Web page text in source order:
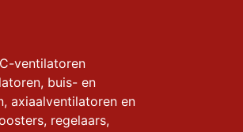
ventilatoren
buis- en
axiaalventilatoren en
regelaars,